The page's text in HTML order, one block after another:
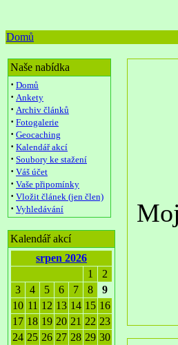
Domů
Naše nabídka
· Domů
· Ankety
· Archiv článků
· Fotogalerie
· Geocaching
· Kalendář akcí
· Soubory ke stažení
· Váš účet
· Vaše připomínky
· Vložit článek (jen člen)
· Vyhledávání
Kalendář akcí
srpen 2026
1
2
3
4 5 6 7 8
9
10 11 12 13 14 15 16
17 18 19 20 21 22 23
24 25 26 27 28 29 30